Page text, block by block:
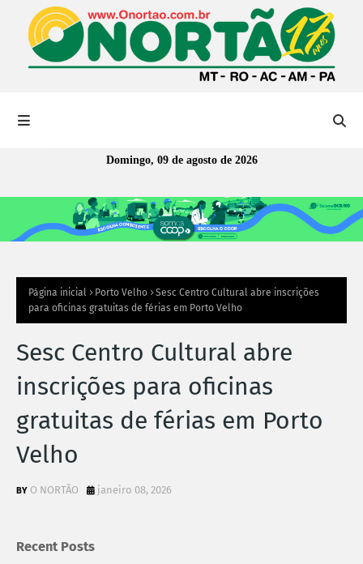
Domingo, 09 de agosto de 2026
Página inicial Porto Velho
Sesc Centro Cultural abre inscrições
para oficinas gratuitas de férias em Porto Velho
Sesc Centro Cultural abre
inscrições para oficinas
gratuitas de férias em Porto
Velho
O NORTÃO janeiro 08, 2026
Recent Posts